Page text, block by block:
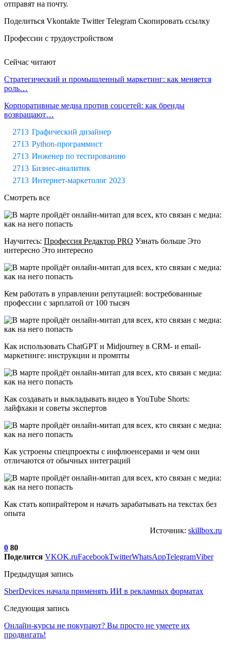
отправят на почту.
Поделиться Vkontakte Twitter Telegram Скопировать ссылку
Профессии с трудоустройством
Сейчас читают
Стратегический и промышленный маркетинг: как меняется
роль…
Корпоративные медиа против соцсетей: как бренды
возвращают…
Графический дизайнер
Python-программист
Инженер по тестированию
Бизнес-аналитик
Интернет-маркетолог 2023
Смотреть все
Научитесь: Профессия Редактор PRO Узнать больше Это
интересно Это интересно
Кем работать в управлении репутацией: востребованные
профессии с зарплатой от 100 тысяч
Как использовать ChatGPT и Midjourney в CRM- и email-
маркетинге: инструкции и промпты
Как создавать и выкладывать видео в YouTube Shorts:
лайфхаки и советы экспертов
Как устроены спецпроекты с инфлюенсерами и чем они
отличаются от обычных интеграций
Как стать копирайтером и начать зарабатывать на текстах без
опыта
Источник: skillbox.ru
0 80
Поделится VKOK.ruFacebookTwitterWhatsAppTelegramViber
Предыдущая запись
SberDevices начала применять ИИ в рекламных форматах
Следующая запись
Онлайн-курсы не покупают? Вы просто не умеете их
продвигать!